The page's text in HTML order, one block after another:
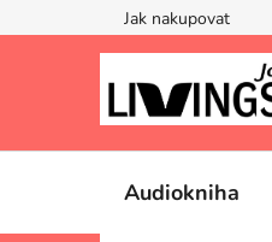
na
Jak nakupovat
Audiokniha